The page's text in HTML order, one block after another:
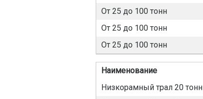
От 25 до 100 тонн
От 25 до 100 тонн
От 25 до 100 тонн
Наименование
Низкорамный трал 20 тонн